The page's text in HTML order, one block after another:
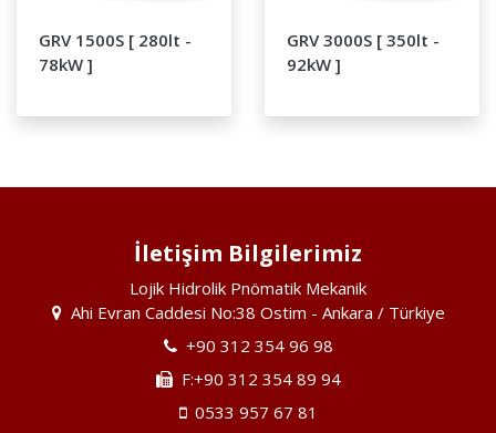
GRV 1500S [ 280lt -
78kW ]
GRV 3000S [ 350lt -
92kW ]
İletişim Bilgilerimiz
Lojik Hidrolik Pnömatik Mekanik
Ahi Evran Caddesi No:38 Ostim - Ankara / Türkiye
+90 312 354 96 98
F:+90 312 354 89 94
0533 957 67 81